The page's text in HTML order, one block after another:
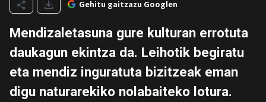
Gehitu gaitzazu Googlen
Mendizaletasuna gure kulturan errotuta
daukagun ekintza da. Leihotik begiratu
eta mendiz inguratuta bizitzeak eman
digu naturarekiko nolabaiteko lotura.